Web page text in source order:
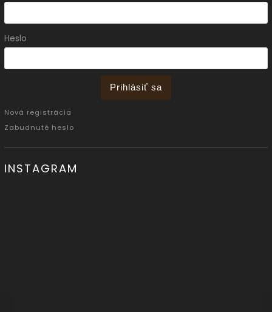
Heslo
Prihlásiť sa
Nová registrácia
Zabudnuté heslo
INSTAGRAM